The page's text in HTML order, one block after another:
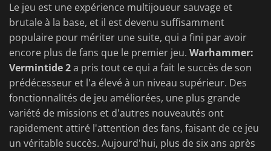
Le jeu est une expérience multijoueur sauvage et
brutale à la base, et il est devenu suffisamment
populaire pour mériter une suite, qui a fini par avoir
encore plus de fans que le premier jeu. Warhammer:
Vermintide 2a pris tout ce qui a fait le succès de son
prédécesseur et l'a élevé à un niveau supérieur. Des
fonctionnalités de jeu améliorées, une plus grande
variété de missions et d'autres nouveautés ont
rapidement attiré l'attention des fans, faisant de ce jeu
un véritable succès. Aujourd'hui, plus de six ans après